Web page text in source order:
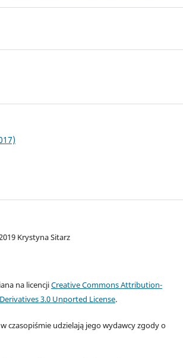
Krystyna Sitarz
na licencjiCreative Commons Attribution-
3.0 Unported License.
czasopiśmie udzielają jego wydawcy zgody o